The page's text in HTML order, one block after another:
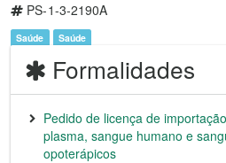
PS-1-3-2190A
Saúde Saúde
Formalidades
Pedido de licença de
plasma, sangue humano e
opoterápicos